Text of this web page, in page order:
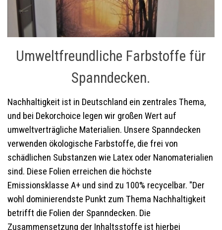
Umweltfreundliche Farbstoffe für
Spanndecken.
Nachhaltigkeit ist in Deutschland ein zentrales Thema,
und bei Dekorchoice legen wir großen Wert auf
umweltverträgliche Materialien. Unsere Spanndecken
verwenden ökologische Farbstoffe, die frei von
schädlichen Substanzen wie Latex oder Nanomaterialien
sind. Diese Folien erreichen die höchste
Emissionsklasse A+ und sind zu 100% recycelbar. "Der
wohl dominierendste Punkt zum Thema Nachhaltigkeit
betrifft die Folien der Spanndecken. Die
Zusammensetzung der Inhaltsstoffe ist hierbei